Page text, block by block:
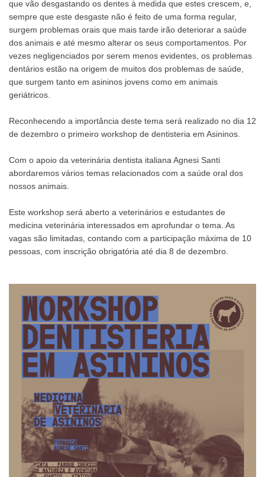
que vão desgastando os dentes à medida que estes crescem, e,
sempre que este desgaste não é feito de uma forma regular,
surgem problemas orais que mais tarde irão deteriorar a saúde
dos animais e até mesmo alterar os seus comportamentos. Por
vezes negligenciados por serem menos evidentes, os problemas
dentários estão na origem de muitos dos problemas de saúde,
que surgem tanto em asininos jovens como em animais
geriátricos.
Reconhecendo a importância deste tema será realizado no dia 12
de dezembro o primeiro workshop de dentisteria em Asininos.
Com o apoio da veterinária dentista italiana Agnesi Santi
abordaremos vários temas relacionados com a saúde oral dos
nossos animais.
Este workshop será aberto a veterinários e estudantes de
medicina veterinária interessados em aprofundar o tema. As
vagas são limitadas, contando com a participação máxima de 10
pessoas, com inscrição obrigatória até dia 8 de dezembro.